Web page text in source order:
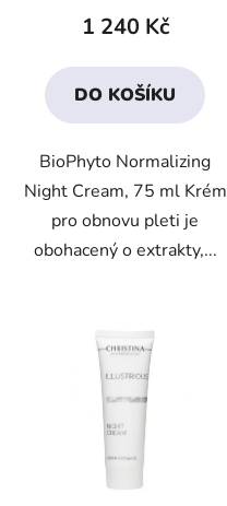
produktu
4,4
z
hvězdiček.
1 240 Kč
DO KOŠÍKU
BioPhyto Normalizing
Night Cream, 75 ml Krém
pro obnovu pleti je
obohacený o extrakty,...